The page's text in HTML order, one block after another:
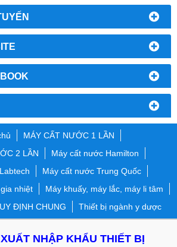
MÁY CẤT NƯỚC 1 LẦN
2 LẦN
Máy cất nước Hamilton
Máy cất nước Trung Quốc
nhiệt
Máy khuấy, máy lắc, máy li tâm
ĐỊNH CHUNG
Thiết bị ngành y dược
NHẬP KHẨU THIẾT BỊ